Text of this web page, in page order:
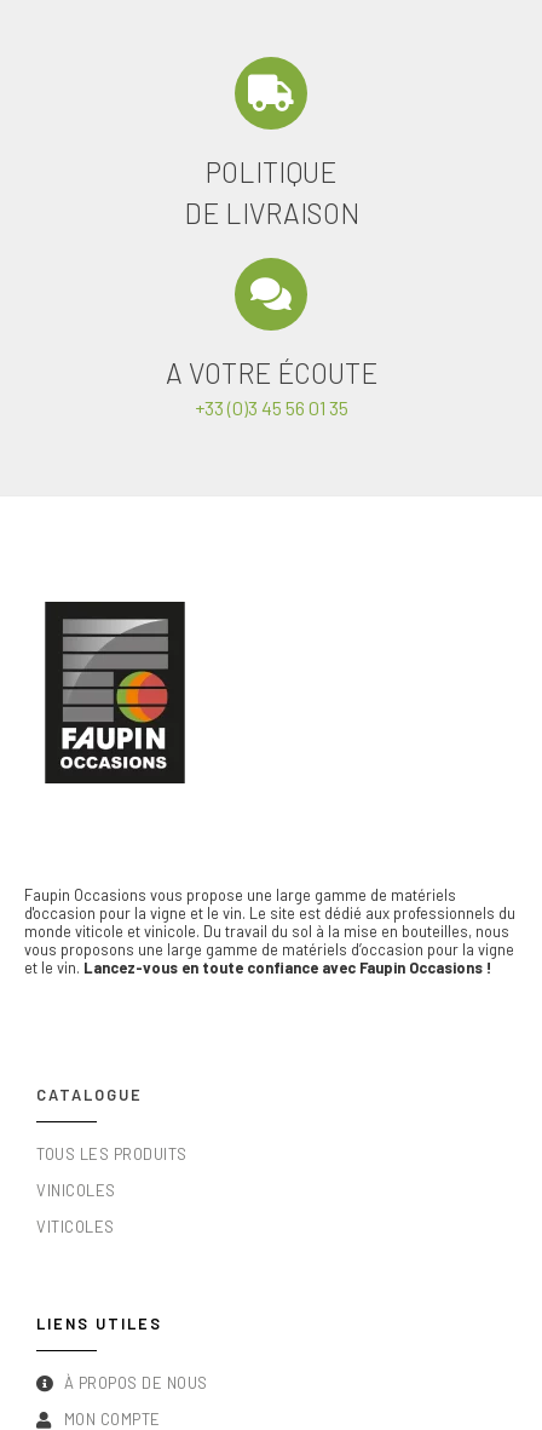
POLITIQUE
DE LIVRAISON
A VOTRE ÉCOUTE
+33 (0)3 45 56 01 35
Faupin Occasions vous propose une large gamme de matériels
d'occasion pour la vigne et le vin. Le site est dédié aux professionnels du
monde viticole et vinicole. Du travail du sol à la mise en bouteilles, nous
vous proposons une large gamme de matériels d’occasion pour la vigne
et le vin. Lancez-vous en toute confiance avec Faupin Occasions !
CATALOGUE
TOUS LES PRODUITS
VINICOLES
VITICOLES
LIENS UTILES
À PROPOS DE NOUS
MON COMPTE